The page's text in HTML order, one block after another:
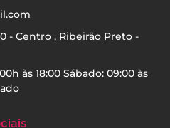
- Centro , Ribeirão Preto -
às 18:00 Sábado: 09:00 às